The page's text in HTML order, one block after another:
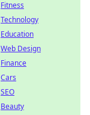
Fitness
Technology
Education
Web Design
Finance
Cars
SEO
Beauty